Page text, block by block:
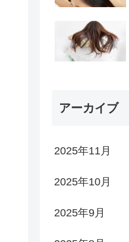
アーカイブ
2025年11月
2025年10月
2025年9月